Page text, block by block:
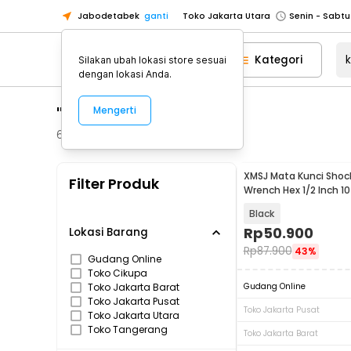
Jabodetabek ganti Toko Jakarta Utara
Toko Tangerang
Toko Cikupa
Pick n Go Jakarta Barat
Senin -
Toko Jakarta Barat
Senin -
Toko Tangerang
Senin - Jumat
Senin - Jumat
Kategori
"kunci shock"
623
Filter Produk
Lokasi Barang
Gudang Online
Toko Cikupa
Toko Jakarta Barat
Toko Jakarta Pusat
Toko Jakarta Utara
Toko Tangerang
XMSJ Mata Kunci
Wrench Hex 1/2 Inch
Black
Rp50.900
Rp87.900 43%
Gudang Online
Toko Jakarta Pusat
Toko Jakarta Barat
Silakan ubah lokasi store sesuai
dengan lokasi Anda.
Mengerti